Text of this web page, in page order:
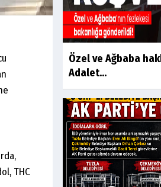
THC
Özel ve Ağbaba
Adalet...